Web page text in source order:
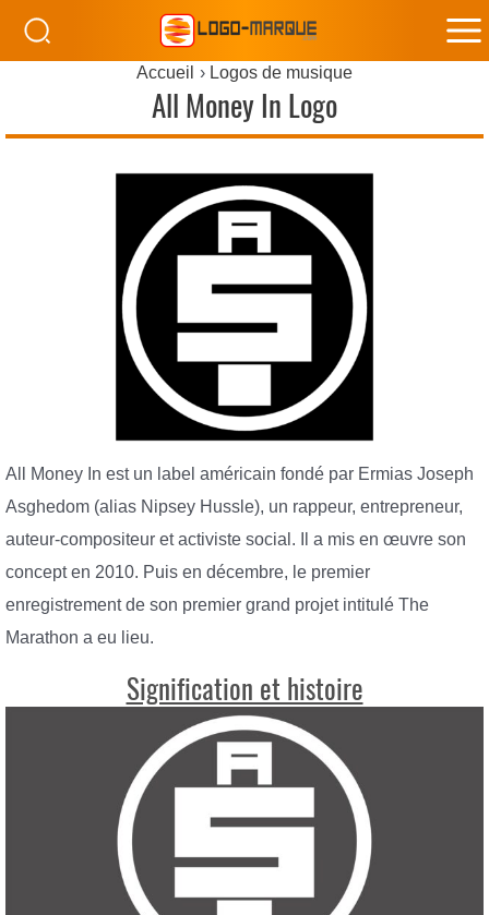
Accueil Logos de musique
All Money In Logo
All Money In est un label américain fondé par Ermias Joseph
Asghedom (alias Nipsey Hussle), un rappeur, entrepreneur,
auteur-compositeur et activiste social. Il a mis en œuvre son
concept en 2010. Puis en décembre, le premier
enregistrement de son premier grand projet intitulé The
Marathon a eu lieu.
Signification et histoire